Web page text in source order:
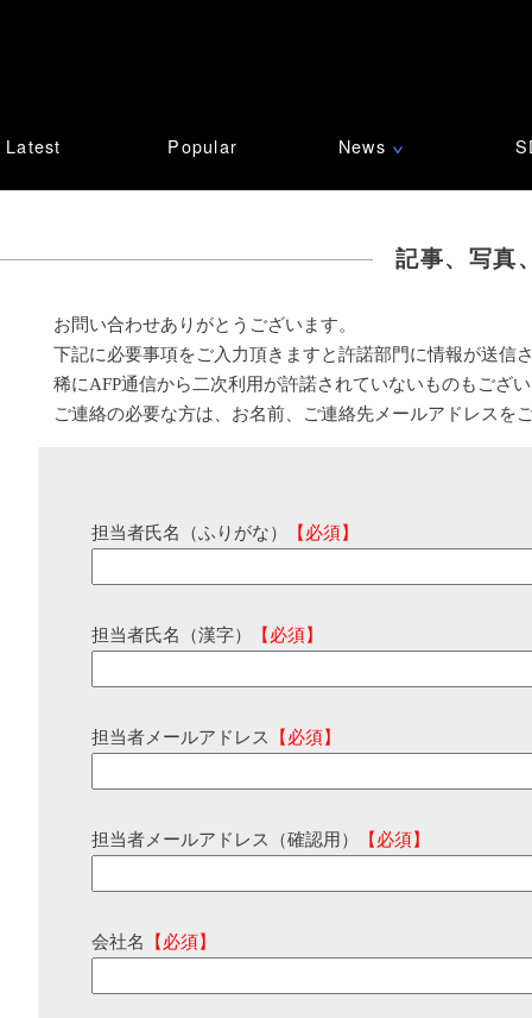
Latest Popular News ∨
記事、写真
お問い合わせありがとうございます。
下記に必要事項をご入力頂きますと許諾部門に情報が送信
稀にAFP通信から二次利用が許諾されていないものもござ
ご連絡の必要な方は、お名前、ご連絡先メールアドレスを
担当者氏名（ふりがな） 【必須】
担当者氏名（漢字） 【必須】
担当者メールアドレス 【必須】
担当者メールアドレス（確認用） 【必須】
会社名 【必須】